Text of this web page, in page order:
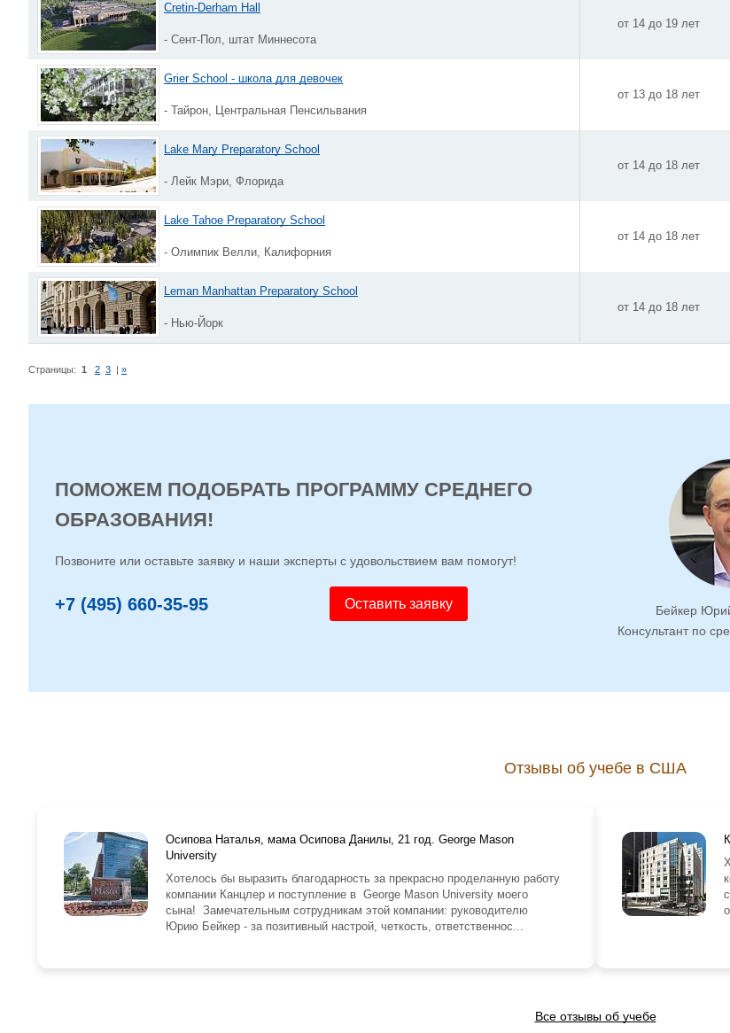
Cretin-Derham Hall
- Сент-Пол, штат Миннесота
от 14 до 19 лет
Grier School - школа для девочек
- Тайрон, Центральная Пенсильвания
от 13 до 18 лет
Lake Mary Preparatory School
- Лейк Мэри, Флорида
от 14 до 18 лет
Lake Tahoe Preparatory School
- Олимпик Велли, Калифорния
от 14 до 18 лет
Leman Manhattan Preparatory School
- Нью-Йорк
от 14 до 18 лет
Страницы: 1 2 3 | »
ПОМОЖЕМ ПОДОБРАТЬ ПРОГРАММУ СРЕДНЕГО
ОБРАЗОВАНИЯ!
Позвоните или оставьте заявку и наши эксперты с удовольствием вам помогут!
+7 (495) 660-35-95 Оставить заявку
Бейкер
Консультант по
Отзывы об учебе в США
Осипова Наталья, мама Осипова Данилы, 21 год. George Mason
University
Хотелось бы выразить благодарность за прекрасно проделанную работу
компании Канцлер и поступление в George Mason University моего
сына! Замечательным сотрудникам этой компании: руководителю
Юрию Бейкер - за позитивный настрой, четкость, ответственнос...
Все отзывы об учебе